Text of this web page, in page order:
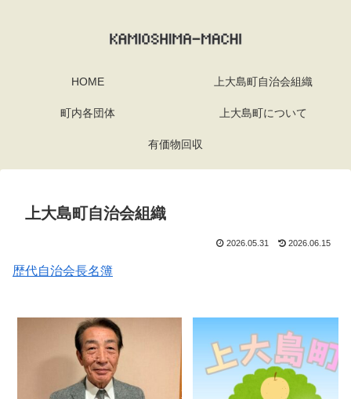
HOME 上大島町自治会組織
町内各団体 上大島町について
有価物回収
上大島町自治会組織
2026.05.31 2026.06.15
歴代自治会長名簿